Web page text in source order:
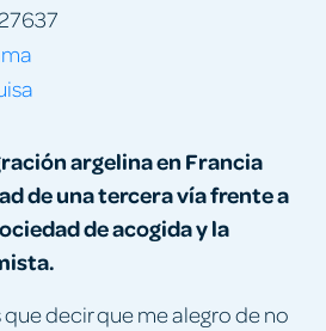
argelina en Francia
de una tercera vía frente a
de acogida y la
decir que me alegro de no